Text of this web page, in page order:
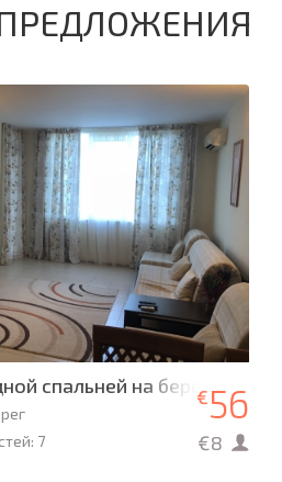
спальней на берегу моря
7
€56
€8